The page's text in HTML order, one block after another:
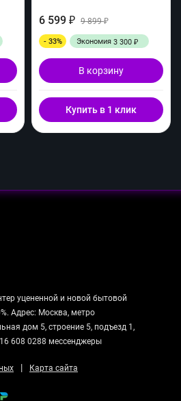
6 599 ₽ 9 899₽
- 33% Экономия 3 300 ₽
В корзину
Купить в 1 клик
уцененной и новой бытовой
Адрес: Москва, метро
дом 5, строение 5, подъезд 1,
608 0288 мессенджеры
| Карта сайта